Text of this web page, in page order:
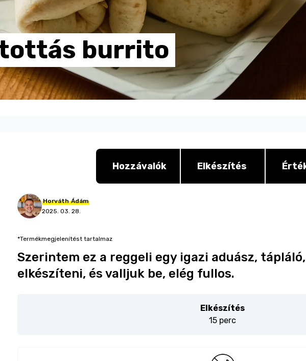
burrito
Hozzávalók Elkészítés
Horváth Ádám
2025. 03. 28.
*Termékmegjelenítést tartalmaz
Szerintem ez a reggeli egy igazi aduász,
elkészíteni, és valljuk be, elég fullos.
Elkészítés
15 perc